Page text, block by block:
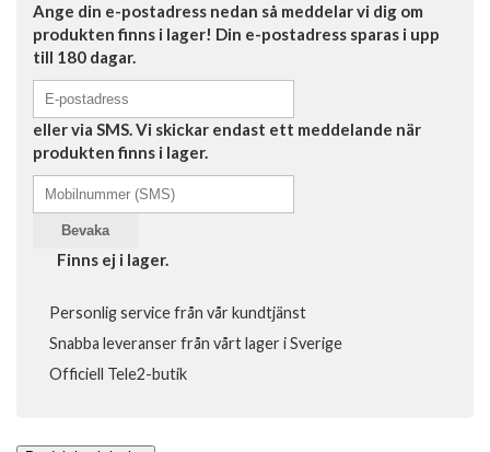
Ange din e-postadress nedan så meddelar vi dig om
produkten finns i lager! Din e-postadress sparas i upp
till 180 dagar.
eller via SMS. Vi skickar endast ett meddelande när
produkten finns i lager.
Bevaka
Finns ej i lager.
Personlig service från vår kundtjänst
Snabba leveranser från vårt lager i Sverige
Officiell Tele2-butik